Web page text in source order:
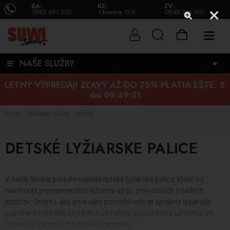
BA:
0903 691 202
KE:
Otvoríme 15.9.
ZV:
0948 346 901
NAŠE SLUŽBY ►
LETNÝ VÝPREDAJ! ZĽAVY AŽ DO 75% PLATIA EŠTE: 8
dni 09:49:50
ÚVOD LYŽIARSKE PALICE DETSKÉ
DETSKÉ LYŽIARSKE PALICE
V našej širokej ponuke nájdete detské lyžiarske palice, ktoré sú
navrhnuté pre najmenších lyžiarov až po pokročilých mladých
jazdcov. Sme tu, aby sme vám pomohli vybrať správne lyžiarske
palice pre vaše deti, ktoré im budú slúžiť spoľahlivo a umožnia im